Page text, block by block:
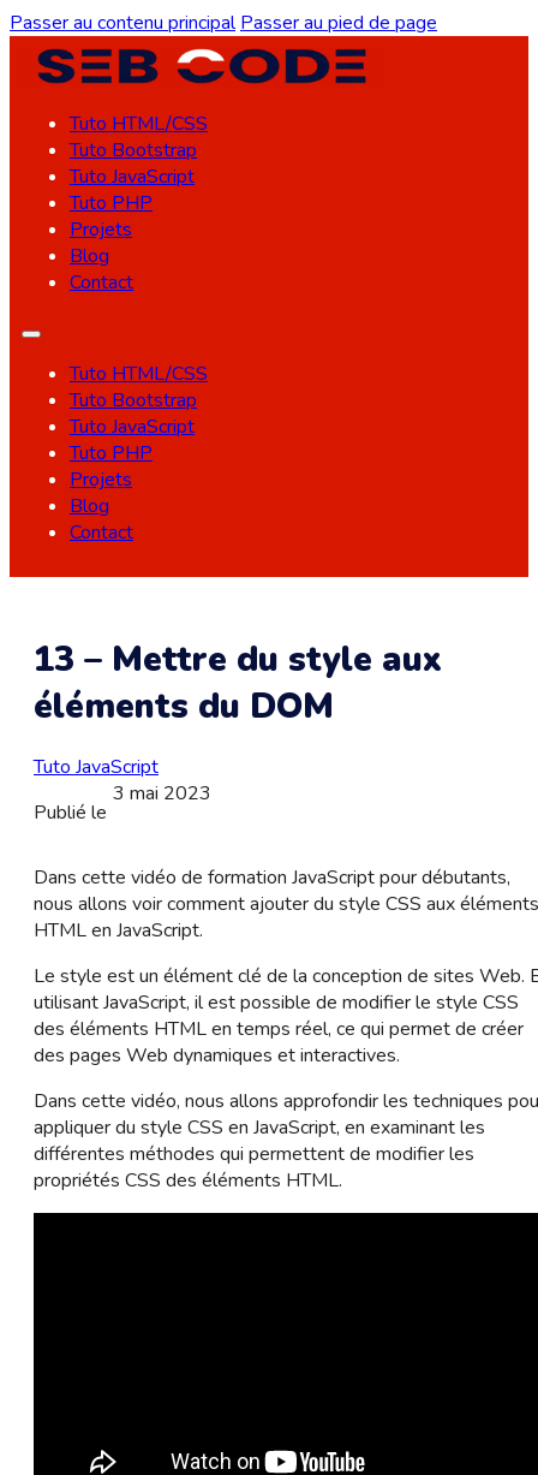
Passer au contenu principal Passer au pied de page
Tuto HTML/CSS
Tuto Bootstrap
Tuto JavaScript
Tuto PHP
Projets
Blog
Contact
Tuto HTML/CSS
Tuto Bootstrap
Tuto JavaScript
Tuto PHP
Projets
Blog
Contact
13 – Mettre du style aux
éléments du DOM
Tuto JavaScript
Publié le
3 mai 2023
Dans cette vidéo de formation JavaScript pour débutants,
nous allons voir comment ajouter du style CSS aux éléments
HTML en JavaScript.
Le style est un élément clé de la conception de sites Web.
utilisant JavaScript, il est possible de modifier le style CSS
des éléments HTML en temps réel, ce qui permet de créer
des pages Web dynamiques et interactives.
Dans cette vidéo, nous allons approfondir les techniques
appliquer du style CSS en JavaScript, en examinant les
différentes méthodes qui permettent de modifier les
propriétés CSS des éléments HTML.